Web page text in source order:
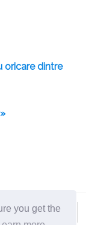
you get the
oricare dintre
Norsk